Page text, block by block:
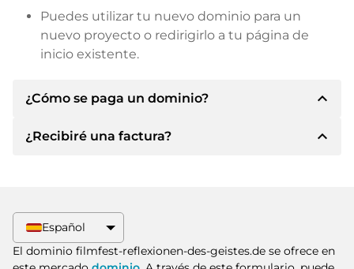
Puedes utilizar tu nuevo dominio para un
nuevo proyecto o redirigirlo a tu página de
inicio existente.
¿Cómo se paga un dominio? expand_less
Tras llegar a un acuerdo, el propietario le
Paypal u otros métodos de pago.
Indique siempre el nombre de dominio y el
número de factura al realizar la transferencia.
¿Recibiré una factura? expand_less
superiores, también recibirá un contrato de
compra adicional si lo solicita.
Español
El dominio filmfest-reflexionen-des-geistes.de se ofrece en